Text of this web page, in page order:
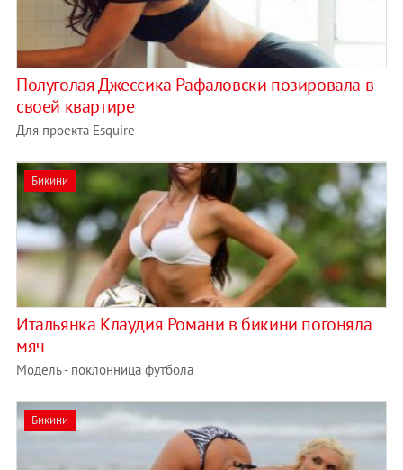
Полуголая Джессика Рафаловски позировала в
своей квартире
Для проекта Esquire
Бикини
Итальянка Клаудия Романи в бикини погоняла
мяч
Модель - поклонница футбола
Бикини